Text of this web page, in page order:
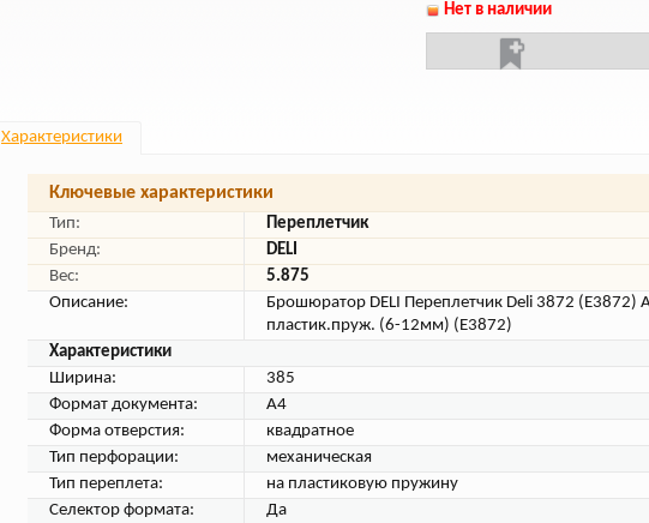
Нет в наличии
Характеристики
Ключевые характеристики
Тип:
Переплетчик
Бренд:
DELI
Вес:
5.875
Описание:
Брошюратор DELI Переплетчик Deli 3872 (E3872)
пластик.пруж. (6-12мм) (E3872)
Характеристики
Ширина:
385
Формат документа:
A4
Форма отверстия:
квадратное
Тип перфорации:
механическая
Тип переплета:
на пластиковую пружину
Селектор формата:
Да